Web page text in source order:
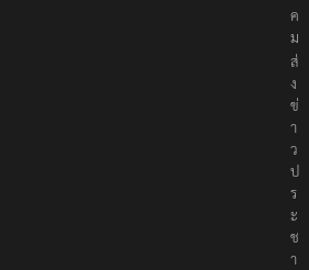
ค
ม
ส่
ง
ข่
า
ว
ป
ร
ะ
ช
า